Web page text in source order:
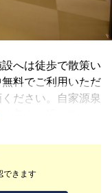
できます
へは徒歩で散策い
料でご利用いただ
ださい。自家源泉
美人の湯と称さ
ジャグジーをもつ
備えます。館内に
それぞれに四季
料理が楽しめま